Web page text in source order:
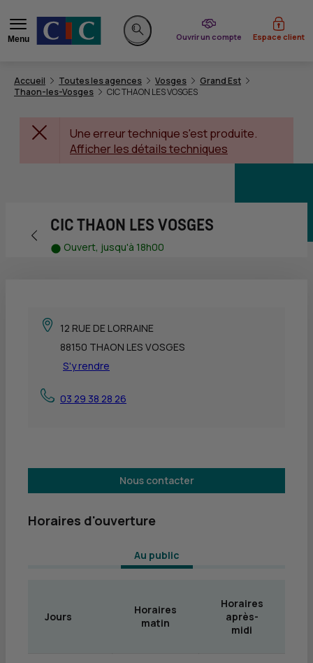
Menu
Rechercher sur le site
Ouvrir un compte
du CIC Espace client
Accueil Toutes les agences Vosges
Grand Est
Thaon-les-Vosges
CIC THAON LES VOSGES
Une erreur technique s'est produite.
Afficher les détails techniques
Retour vers la page précédente
CIC THAON LES VOSGES
Ouvert, jusqu'à 18h00
12 RUE DE LORRAINE
88150 THAON LES VOSGES
S'y rendre
03 29 38 28 26
Nous contacter
Horaires d'ouverture
Au public
Jours
Horaires
matin
Horaires
après-
midi